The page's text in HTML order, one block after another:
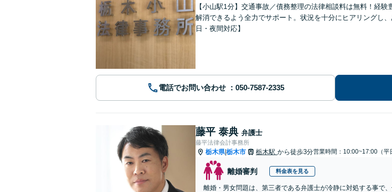
【小山駅1分】交通事故／債務整理の法律相談料は無料！経
解消できるよう全力でサポート。状況を十分にヒアリングし
日・夜間対応】
電話でお問い合わせ
藤平 泰典 弁護士
藤平法律会計事務所
栃木県|栃木市 栃木駅 から徒歩3分営業時間：10:00~17:00（平
離婚審判 料金表を見る
離婚・男女問題は、第三者である弁護士が冷静に対処する事で